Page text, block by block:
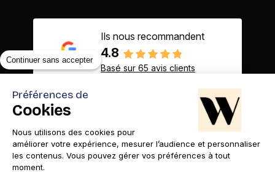
Ils nous recommandent
4.8
Basé sur 65 avis clients
Contact Appelez-nous
Continuer sans accepter
Préférences de
Cookies
Nous utilisons des cookies pour
améliorer votre expérience, mesurer l’audience et personnaliser
les contenus. Vous pouvez gérer vos préférences à tout
moment.